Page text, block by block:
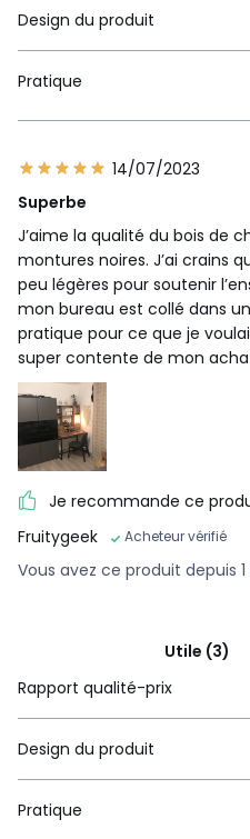
Design du produit
Pratique
14/07/2023
Superbe
J’aime la qualité du bois de
montures noires. J’ai crains
peu légères pour soutenir
mon bureau est collé dans
pratique pour ce que je
super contente de mon
Je recommande ce
Fruitygeek
Acheteur vérifié
Vous avez ce produit depuis
Utile (3)
Rapport qualité-prix
Design du produit
Pratique